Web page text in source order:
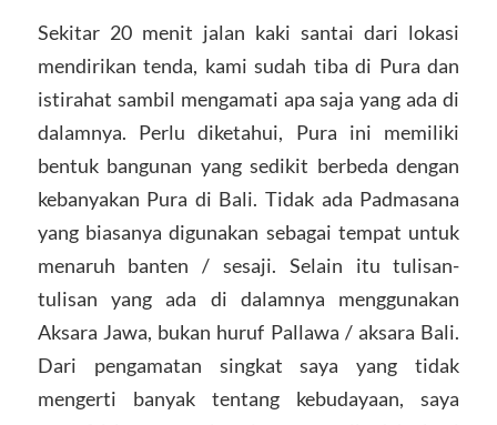
Sekitar 20 menit jalan kaki santai dari lokasi
mendirikan tenda, kami sudah tiba di Pura dan
istirahat sambil mengamati apa saja yang ada di
dalamnya. Perlu diketahui, Pura ini memiliki
bentuk bangunan yang sedikit berbeda dengan
kebanyakan Pura di Bali. Tidak ada Padmasana
yang biasanya digunakan sebagai tempat untuk
menaruh banten / sesaji. Selain itu tulisan-
tulisan yang ada di dalamnya menggunakan
Aksara Jawa, bukan huruf Pallawa / aksara Bali.
Dari pengamatan singkat saya yang tidak
mengerti banyak tentang kebudayaan, saya